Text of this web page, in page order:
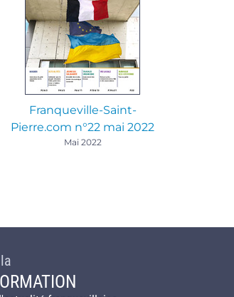
Franqueville-Saint-
Pierre.com n°22 mai 2022
Mai 2022